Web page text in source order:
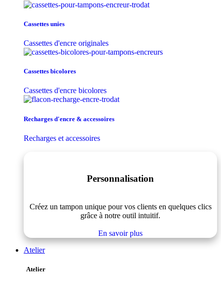
Cassettes unies
Cassettes d'encre originales
Cassettes bicolores
Cassettes d'encre bicolores
Recharges d'encre & accessoires
Recharges et accessoires
Personnalisation
Créez un tampon unique pour vos clients en quelques clics
grâce à notre outil intuitif.
En savoir plus
Atelier
Atelier